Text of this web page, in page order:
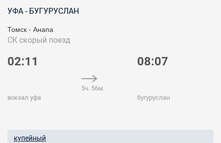
УФА - БУГУРУСЛАН
Томск - Анапа
СК скорый поезд
02:11
вокзал уфа
5ч. 56м.
08:07
бугуруслан
купейный